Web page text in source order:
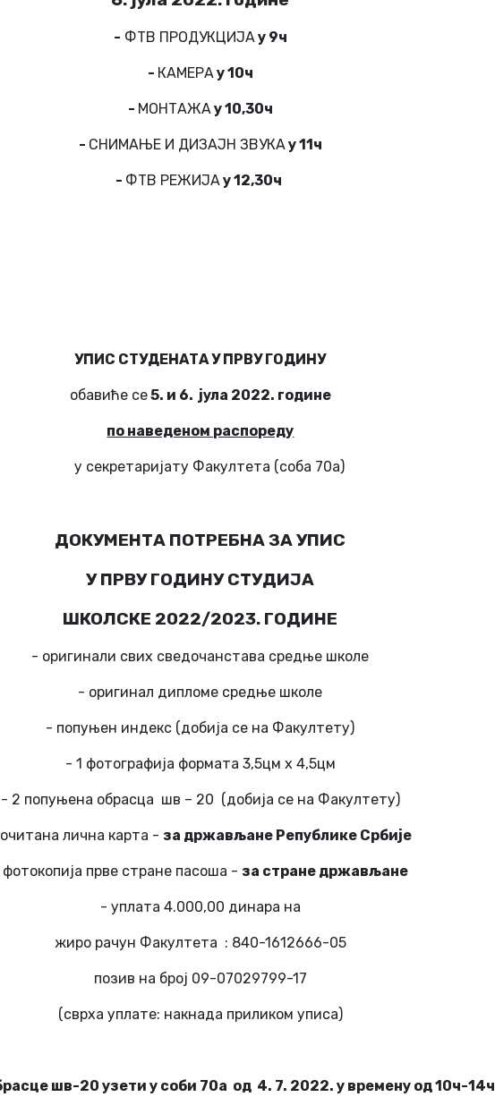
- ФТВ ПРОДУКЦИЈАу 9ч
- КАМЕРАу 10ч
- МОНТАЖАу 10,30ч
- СНИМАЊЕ И ДИЗАЈН ЗВУКАу 11ч
- ФТВ РЕЖИЈАу 12,30ч
УПИС СТУДЕНАТА У ПРВУ ГОДИНУ
обавиће се5. и 6. јула 2022. године
по наведеном распореду
у секретаријату Факултета (соба 70а)
ДОКУМЕНТА ПОТРЕБНА ЗА УПИС
У ПРВУ ГОДИНУ СТУДИЈА
ШКОЛСКЕ 2022/2023. ГОДИНЕ
- оригинали свих сведочанстава средње школе
- оригинал дипломе средње школе
- попуњен индекс (добија се на Факултету)
- 1 фотографија формата 3,5цм x 4,5цм
- 2 попуњена обрасца шв – 20 (добија се на Факултету)
лична карта - за држављане Републике Србије
фотокопија прве стране пасоша - за стране држављане
- уплата 4.000,00 динара на
жиро рачун Факултета : 840-1612666-05
позив на број 09-07029799-17
(сврха уплате: накнада приликом уписа)
шв-20 узети у соби 70а од 4. 7. 2022. у времену од 10ч-14ч